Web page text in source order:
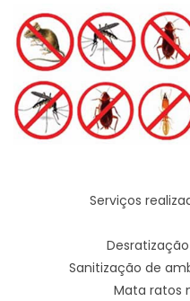
Serviços
Sanitização de
Mata ratos